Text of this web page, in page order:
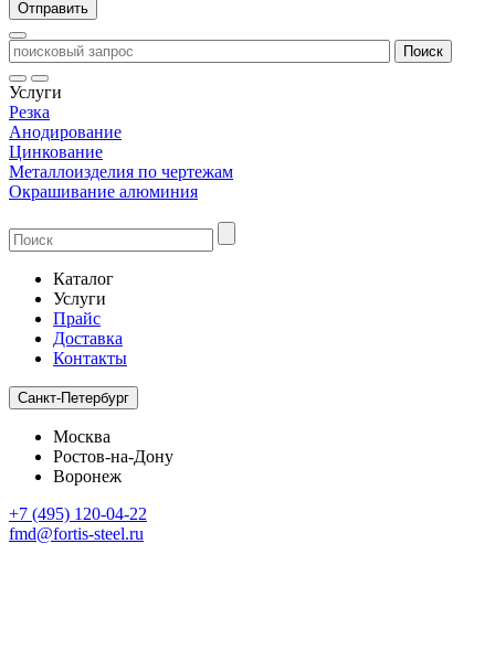
Услуги
Резка
Анодирование
Цинкование
Металлоизделия по чертежам
Окрашивание алюминия
Каталог
Услуги
Прайс
Доставка
Контакты
Санкт-Петербург
Москва
Ростов-на-Дону
Воронеж
+7 (495) 120-04-22
fmd@fortis-steel.ru